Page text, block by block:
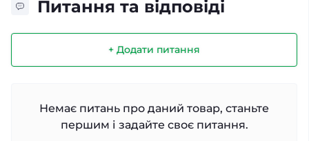
Питання та відповіді
+ Додати питання
Немає питань про даний товар, станьте
першим і задайте своє питання.